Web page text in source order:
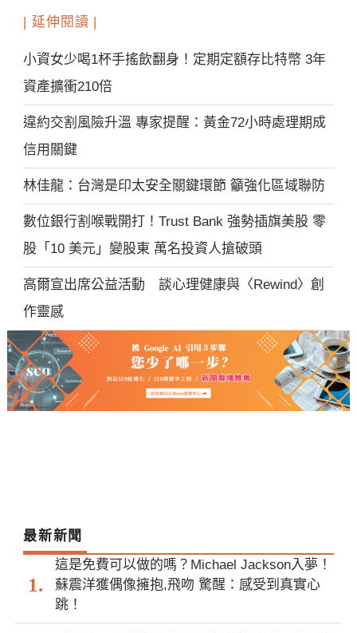
| 延伸閱讀 |
小資女少喝1杯手搖飲翻身！定期定額存比特幣 3年
資產擴衝210倍
違約交割風險升溫 專家提醒：黃金72小時處理期成
信用關鍵
林佳龍：台灣是印太安全關鍵環節 籲強化區域聯防
數位銀行割喉戰開打！Trust Bank 強勢插旗美股 零
股「10 美元」變股東 萬名投資人搶破頭
高爾宣出席公益活動 談心理健康與〈Rewind〉創
作靈感
最新新聞
這是免費可以做的嗎？Michael Jackson入夢！
蘇震洋獲偶像擁抱,飛吻 驚醒：感受到真實心
跳！